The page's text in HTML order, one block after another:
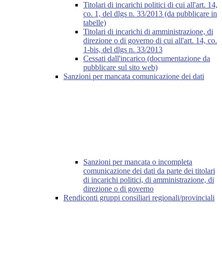
Titolari di incarichi politici di cui all'art. 14,
co. 1, del dlgs n. 33/2013 (da pubblicare in
tabelle)
Titolari di incarichi di amministrazione, di
direzione o di governo di cui all'art. 14, co.
1-bis, del dlgs n. 33/2013
Cessati dall'incarico (documentazione da
pubblicare sul sito web)
Sanzioni per mancata comunicazione dei dati
Sanzioni per mancata o incompleta
comunicazione dei dati da parte dei titolari
di incarichi politici, di amministrazione, di
direzione o di governo
Rendiconti gruppi consiliari regionali/provinciali